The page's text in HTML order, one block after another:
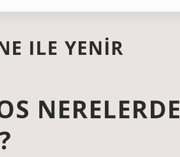
ILE YENIR
NERELERDE